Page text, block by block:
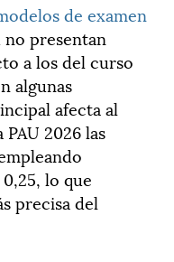
de examen
presentan
a los del curso
algunas
afecta al
PAU 2026 las
lo que
precisa del